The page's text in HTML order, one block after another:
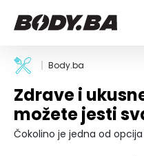
FITNESS
Vježbanje
Mršanje
Discipline
Trening i vježbe
ISHRANA
Body.ba
Zdrave i
možete jesti
Čokolino je jedna od